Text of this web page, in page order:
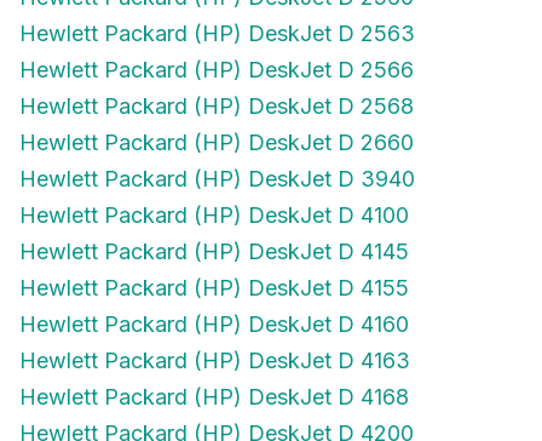
Hewlett Packard (HP) DeskJet D 2563
Hewlett Packard (HP) DeskJet D 2566
Hewlett Packard (HP) DeskJet D 2568
Hewlett Packard (HP) DeskJet D 2660
Hewlett Packard (HP) DeskJet D 3940
Hewlett Packard (HP) DeskJet D 4100
Hewlett Packard (HP) DeskJet D 4145
Hewlett Packard (HP) DeskJet D 4155
Hewlett Packard (HP) DeskJet D 4160
Hewlett Packard (HP) DeskJet D 4163
Hewlett Packard (HP) DeskJet D 4168
Hewlett Packard (HP) DeskJet D 4200